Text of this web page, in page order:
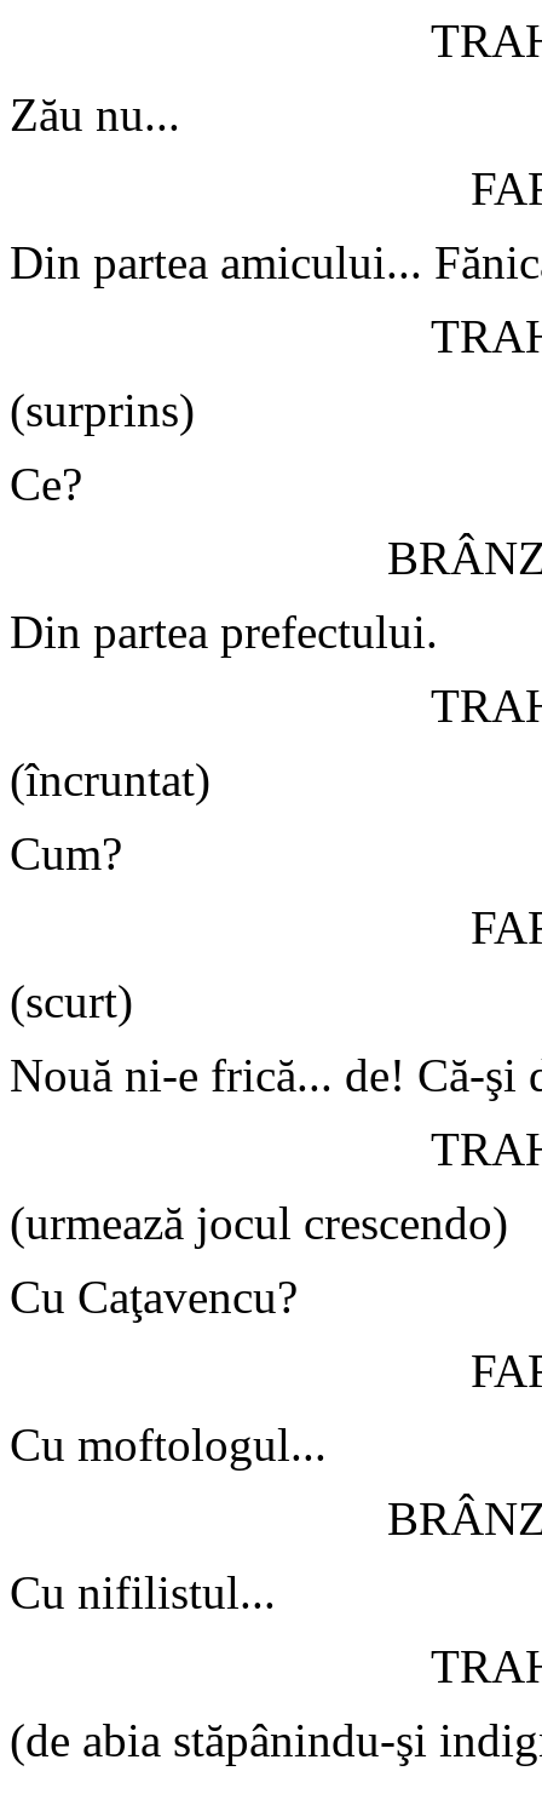
Zău nu...
Din partea amicului...
(surprins)
Ce?
Din partea prefectului.
(încruntat)
Cum?
(scurt)
Nouă ni-e frică... de! Că-şi
(urmează jocul crescendo)
Cu Caţavencu?
Cu moftologul...
Cu nifilistul...
(de abia stăpânindu-şi